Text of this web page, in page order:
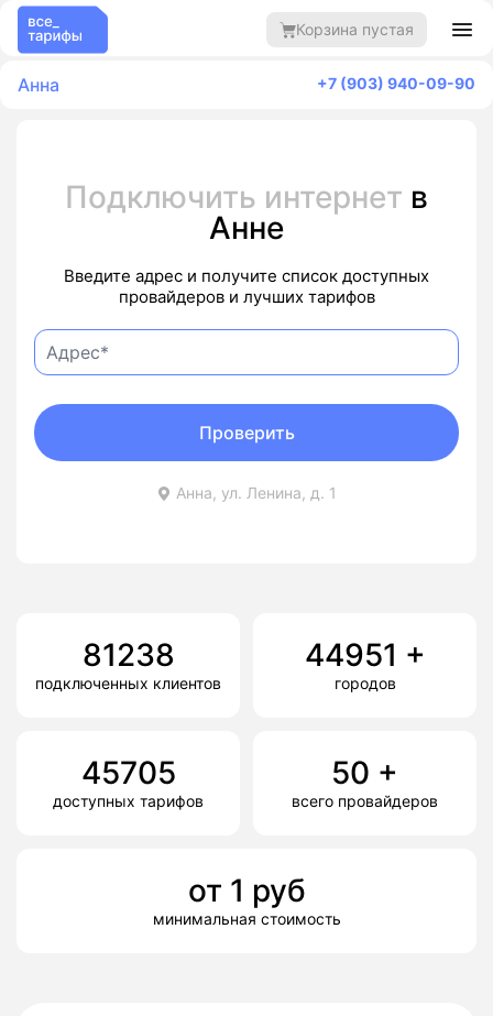
Корзина пустая
Анна +7 (903) 940-09-90
Подключить интернет в
Анне
Введите адрес и получите список доступных
провайдеров и лучших тарифов
Анна, ул. Ленина, д. 1
Проверить
81238
подключенных клиентов
44951 +
городов
45705
доступных тарифов
50 +
всего провайдеров
от 1 руб
минимальная стоимость